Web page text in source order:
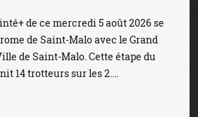
de ce mercredi 5 août 2026 se
de Saint-Malo avec le Grand
de Saint-Malo. Cette étape du
14 trotteurs sur les 2....